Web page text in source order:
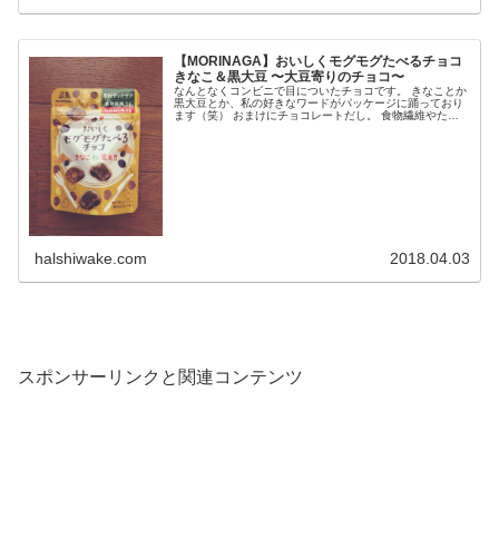
【MORINAGA】おいしくモグモグたべるチョコ
きなこ＆黒大豆 〜大豆寄りのチョコ〜
なんとなくコンビニで目についたチョコです。 きなことか
黒大豆とか、私の好きなワードがパッケージに踊っており
ます（笑） おまけにチョコレートだし。 食物繊維やたん
halshiwake.com 2018.04.03
スポンサーリンクと関連コンテンツ